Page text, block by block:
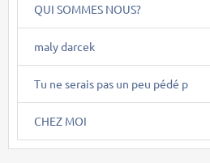
QUI SOMMES NOUS?
maly darcek
Tu ne serais pas un peu pédé p
CHEZ MOI